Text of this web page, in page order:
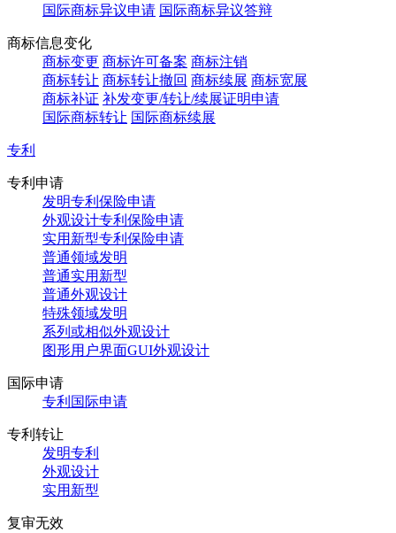
国际商标异议申请 国际商标异议答辩
商标信息变化
商标变更 商标许可备案 商标注销
商标转让 商标转让撤回 商标续展 商标宽展
商标补证 补发变更/转让/续展证明申请
国际商标转让 国际商标续展
专利
专利申请
发明专利保险申请
外观设计专利保险申请
实用新型专利保险申请
普通领域发明
普通实用新型
普通外观设计
特殊领域发明
系列或相似外观设计
图形用户界面GUI外观设计
国际申请
专利国际申请
专利转让
发明专利
外观设计
实用新型
复审无效